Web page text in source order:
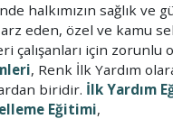
halkımızın sağlık ve
eden, özel ve kamu
çalışanları için zorunlu
, Renk İlk Yardım
biridir. İlk Yardım
Eğitimi,